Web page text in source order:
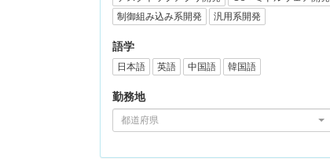
制御組み込み系開発
汎用系開発
語学
日本語 英語 中国語 韓国語
勤務地
都道府県